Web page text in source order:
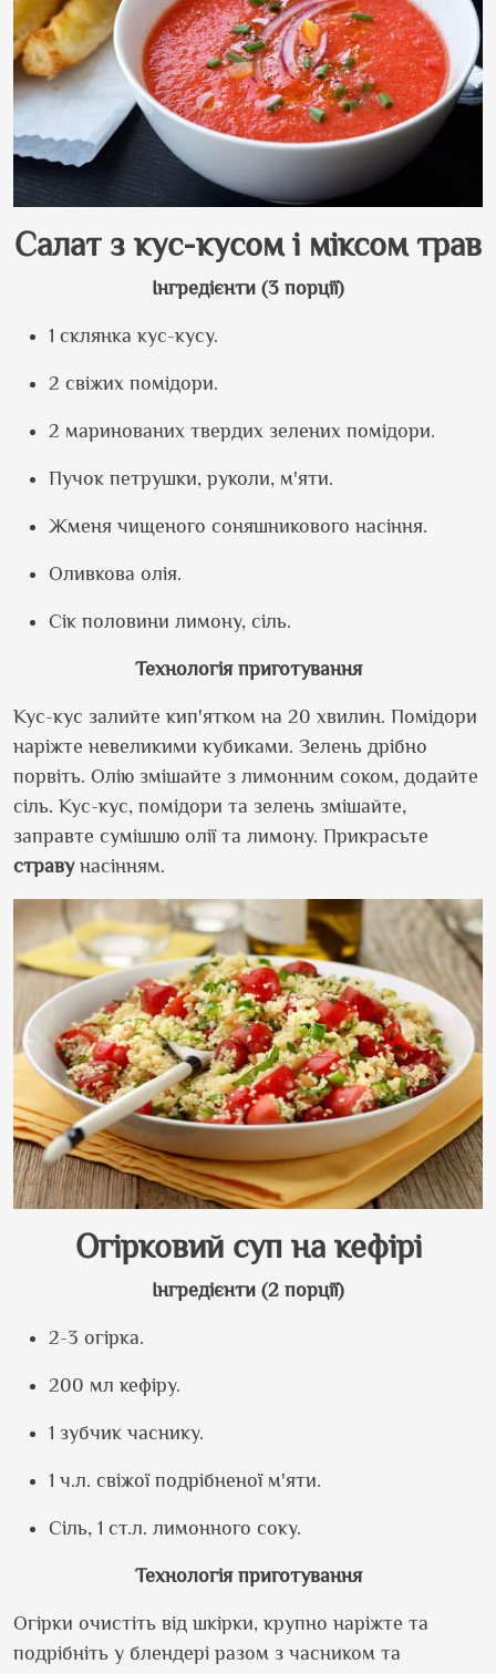
Салат з кус-кусом і міксом трав
Інгредієнти (3 порції)
1 склянка кус-кусу.
2 свіжих помідори.
2 маринованих твердих зелених помідори.
Пучок петрушки, руколи, м'яти.
Жменя чищеного соняшникового насіння.
Оливкова олія.
Сік половини лимону, сіль.
Технологія приготування
Кус-кус залийте кип'ятком на 20 хвилин. Помідори
наріжте невеликими кубиками. Зелень дрібно
порвіть. Олію змішайте з лимонним соком, додайте
сіль. Кус-кус, помідори та зелень змішайте,
заправте сумішшю олії та лимону. Прикрасьте
стравунасінням.
Огірковий суп на кефірі
Інгредієнти (2 порції)
2-3 огірка.
200 мл кефіру.
1 зубчик часнику.
1 ч.л. свіжої подрібненої м'яти.
Сіль, 1 ст.л. лимонного соку.
Технологія приготування
Огірки очистіть від шкірки, крупно наріжте та
подрібніть у блендері разом з часником та